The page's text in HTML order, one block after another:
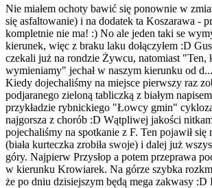
Nie miałem ochoty bawić się ponownie w
się asfaltowanie) i na dodatek ta Koszarawa -
kompletnie nie ma! :) No ale jeden taki se
kierunek, więc z braku laku dołączyłem :D
czekali już na rondzie Żywcu, natomiast "Ten,
wymieniamy" jechał w naszym kierunku od
Kiedy dojechaliśmy na miejsce pierwszy raz
podjaranego zieloną tabliczką z białym
przykładzie rybnickiego "Łowcy gmin"
najgorsza z chorób :D Wątpliwej jakości
pojechaliśmy na spotkanie z F. Ten pojawił się
(biała kurteczka zrobiła swoje) i dalej już
góry. Najpierw Przysłop a potem przeprawa
w kierunku Krowiarek. Na górze szybka
że po dniu dzisiejszym będą mega zakwasy :D